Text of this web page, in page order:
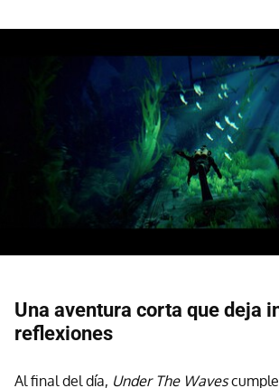
Una aventura corta que deja
reflexiones
Al final del día, Under The Waves